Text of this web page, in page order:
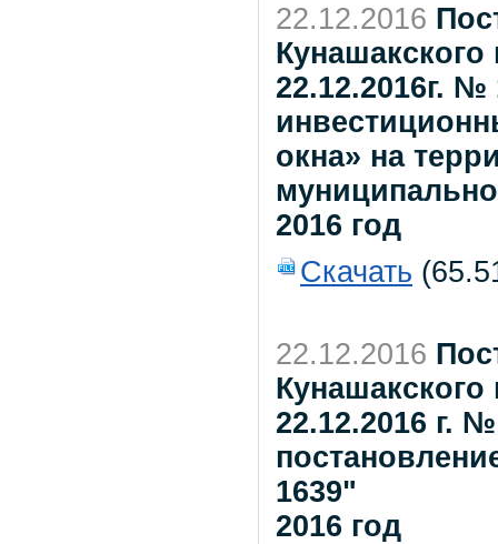
22.12.2016
22.12.2016г.
окна» на
2016 год
Скачать
22.12.2016
22.12.2016 г.
1639"
2016 год